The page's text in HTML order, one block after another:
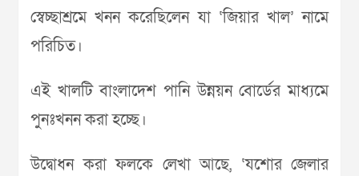
স্বেচ্ছাশ্রমে খনন করেছিলেন যা ‘জিয়ার খাল’ নামে
পরিচিত।
এই খালটি বাংলাদেশ পানি উন্নয়ন বোর্ডের মাধ্যমে
পুনঃখনন করা হচ্ছে।
উদ্বোধন করা ফলকে লেখা আছে, ‘যশোর জেলার